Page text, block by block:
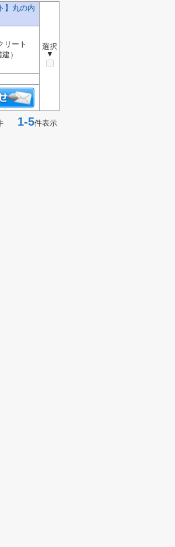
】丸の内
選択
▼
リート
）
1-5件表示